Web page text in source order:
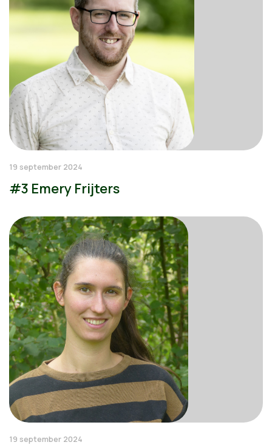
19 september 2024
#3 Emery Frijters
19 september 2024